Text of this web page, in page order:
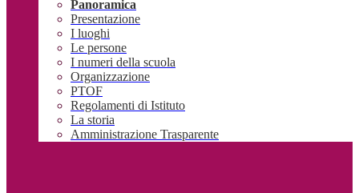
Panoramica
Presentazione
I luoghi
Le persone
I numeri della scuola
Organizzazione
PTOF
Regolamenti di Istituto
La storia
Amministrazione Trasparente